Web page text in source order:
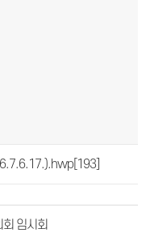
[193]
임시회